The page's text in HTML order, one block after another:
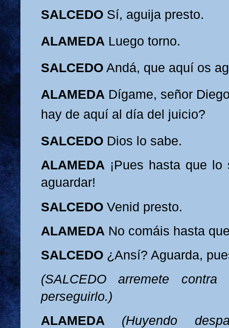
SALCEDO Sí, aguija presto.
ALAMEDA Luego torno.
SALCEDO Andá, que aquí os
ALAMEDA Dígame, señor
hay de aquí al día del juicio?
SALCEDO Dios lo sabe.
ALAMEDA ¡Pues hasta que
aguardar!
SALCEDO Venid presto.
ALAMEDA No comáis hasta
SALCEDO ¿Ansí? Aguarda,
(SALCEDO arremete
perseguirlo.)
ALAMEDA
(Huyendo